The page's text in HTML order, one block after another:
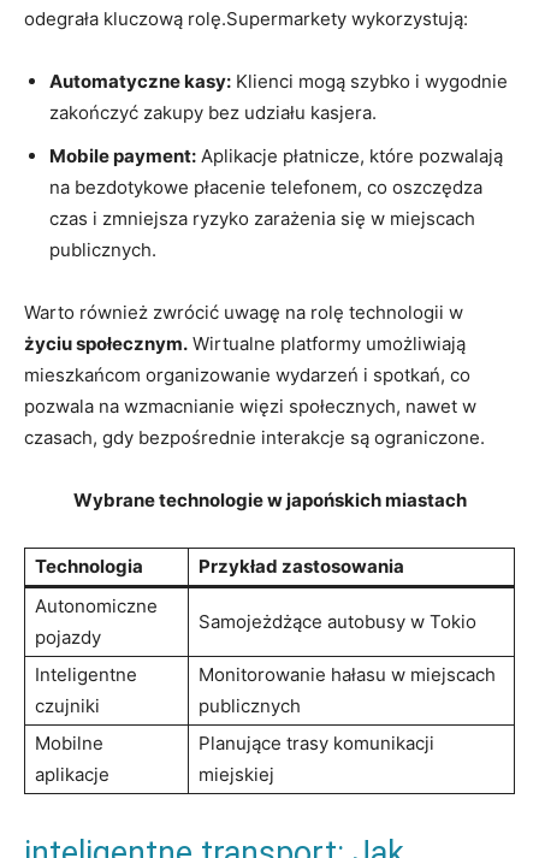
odegrała kluczową rolę.Supermarkety wykorzystują:
Automatyczne kasy: Klienci mogą szybko i wygodnie
zakończyć zakupy bez udziału kasjera.
Mobile payment: Aplikacje płatnicze, które pozwalają
na bezdotykowe płacenie telefonem, co oszczędza
czas i zmniejsza ryzyko zarażenia się w miejscach
publicznych.
Warto również zwrócić uwagę na rolę technologii w
życiu społecznym. Wirtualne platformy umożliwiają
mieszkańcom organizowanie wydarzeń i spotkań, co
pozwala na wzmacnianie więzi społecznych, nawet w
czasach, gdy bezpośrednie interakcje są ograniczone.
Wybrane technologie w japońskich miastach
Technologia
Przykład zastosowania
Autonomiczne
pojazdy
Samojeżdżące autobusy w Tokio
Inteligentne
czujniki
Monitorowanie hałasu w miejscach
publicznych
Mobilne
aplikacje
Planujące trasy komunikacji
miejskiej